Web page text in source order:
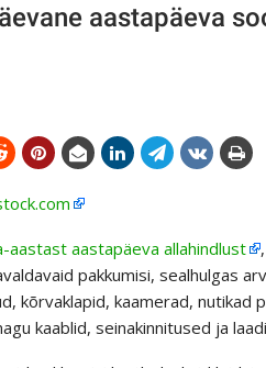
aastapäeva
aastast aastapäeva allahindlust
pakkumisi, sealhulgas
kõrvaklapid, kaamerad, nutikad
kaablid, seinakinnitused ja